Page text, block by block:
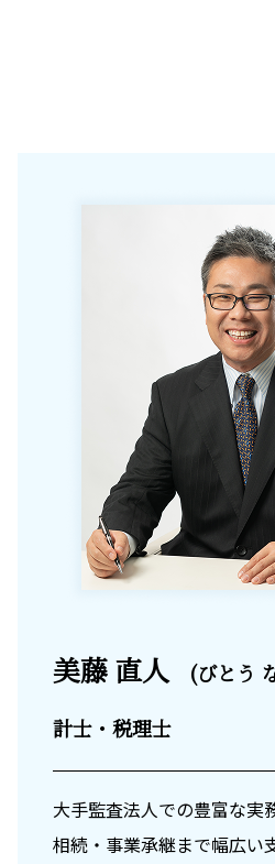
美藤 直人
(びとう
計士・税理士
大手監査法人での豊富な実
相続・事業承継まで幅広い